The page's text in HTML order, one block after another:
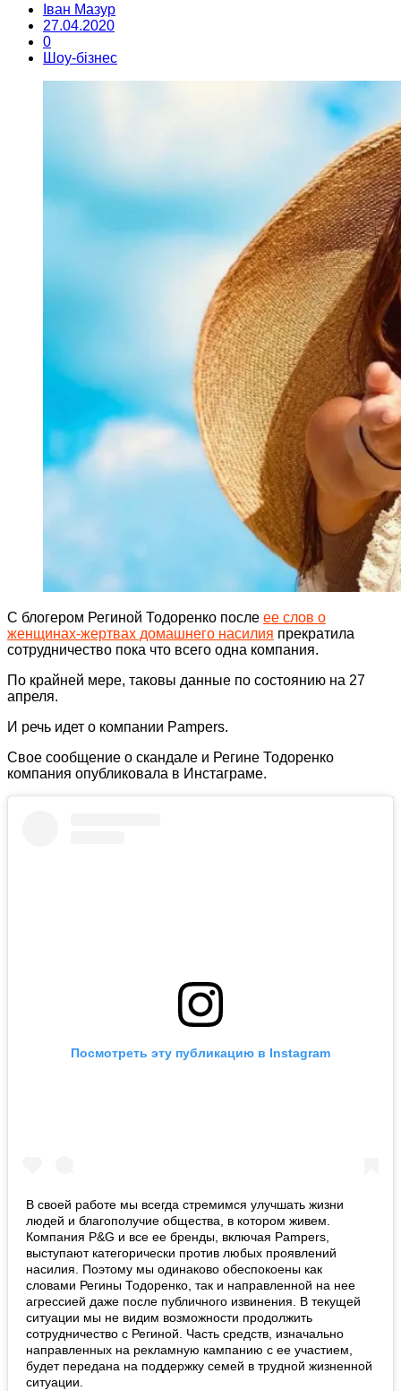
Іван Мазур
27.04.2020
0
Шоу-бізнес
С блогером Региной Тодоренко после ее слов о
женщинах-жертвах домашнего насилия прекратила
сотрудничество пока что всего одна компания.
По крайней мере, таковы данные по состоянию на 27
апреля.
И речь идет о компании Pampers.
Свое сообщение о скандале и Регине Тодоренко
компания опубликовала в Инстаграме.
Посмотреть эту публикацию в Instagram
В своей работе мы всегда стремимся улучшать жизни
людей и благополучие общества, в котором живем.
Компания P&G и все ее бренды, включая Pampers,
выступают категорически против любых проявлений
насилия. Поэтому мы одинаково обеспокоены как
словами Регины Тодоренко, так и направленной на нее
агрессией даже после публичного извинения. В текущей
ситуации мы не видим возможности продолжить
сотрудничество с Региной. Часть средств, изначально
направленных на рекламную кампанию с ее участием,
будет передана на поддержку семей в трудной жизненной
ситуации.